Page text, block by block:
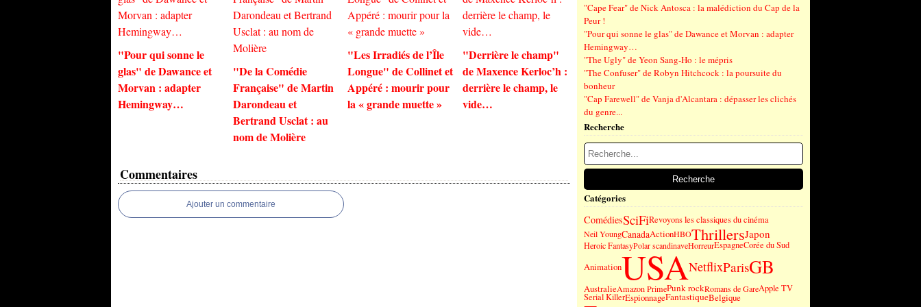
"Pour qui sonne le
glas" de Dawance et
Morvan : adapter
Hemingway…
"De la Comédie
Française" de Martin
Darondeau et
Bertrand Usclat : au
nom de Molière
"Les Irradiés de l’Île
Longue" de Collinet et
Appéré : mourir pour
la « grande muette »
"Derrière le champ"
de Maxence Kerloc’h :
derrière le champ, le
vide…
Commentaires
Ajouter un commentaire
"Cape Fear" de Nick Antosca : la malédiction du Cap de la
Peur !
"Pour qui sonne le glas" de Dawance et Morvan : adapter
Hemingway…
"The Ugly" de Yeon Sang-Ho : le mépris
"The Confuser" de Robyn Hitchcock : la poursuite du
bonheur
"Cap Farewell" de Vanja d'Alcantara : dépasser les clichés
du genre...
Recherche
Catégories
ComédiesSciFiRevoyons les classiques du cinéma
Neil YoungCanadaActionHBOThrillersJapon
Heroic FantasyPolar scandinaveHorreurEspagneCorée du Sud
AnimationUSANetflixParisGB
AustralieAmazon PrimePunk rockRomans de GareApple TV
Serial KillerEspionnageFantastiqueBelgique